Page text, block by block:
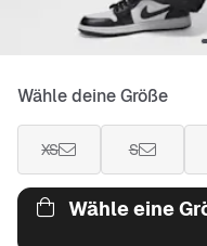
Wähle deine Größe
XS S
Wähle eine